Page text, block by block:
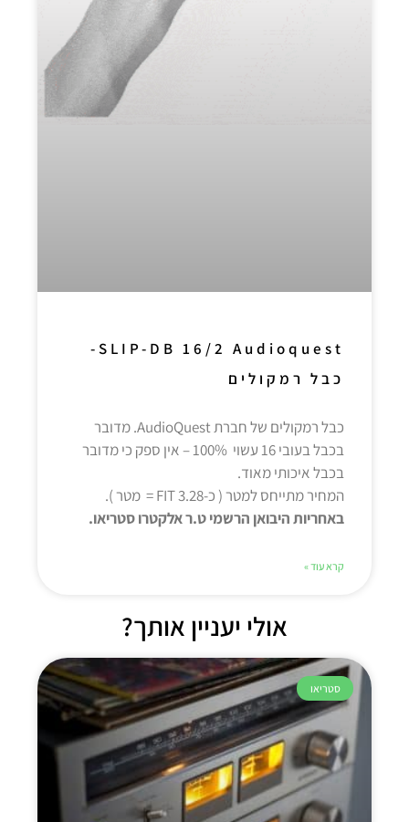
SLIP-DB 16/2 Audioquest-
כבל רמקולים
כבל רמקולים של חברת AudioQuest. מדובר
בכבל בעובי 16 עשוי 100% – אין ספק כי מדובר
בכבל איכותי מאוד.
המחיר מתייחס למטר ( כ-3.28 FIT = מטר ).
באחריות היבואן הרשמי ט.ר אלקטרו סטריאו.
קרא עוד »
אולי יעניין אותך?
סטריאו